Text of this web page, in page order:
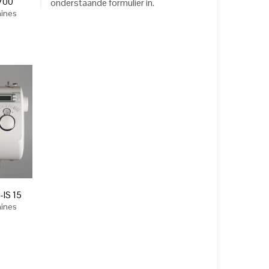
15
onderstaande formulier in.